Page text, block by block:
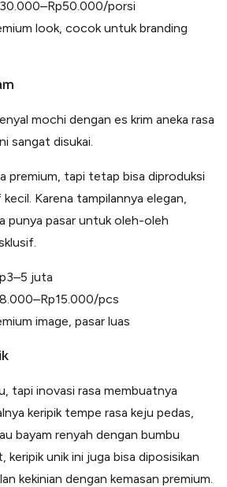
porsi
look, cocok untuk branding
mochi dengan es krim aneka rasa
sangat disukai.
premium, tapi tetap bisa diproduksi
Karena tampilannya elegan,
punya pasar untuk oleh-oleh
juta
pcs
image, pasar luas
tapi inovasi rasa membuatnya
keripik tempe rasa keju pedas,
bayam renyah dengan bumbu
keripik unik ini juga bisa diposisikan
kekinian dengan kemasan premium.